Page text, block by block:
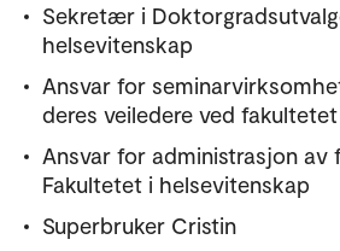
Sekretær i
helsevitenskap
Ansvar for
deres veiledere ved fakultetet
Ansvar for administrasjon av
Fakultetet i helsevitenskap
Superbruker Cristin